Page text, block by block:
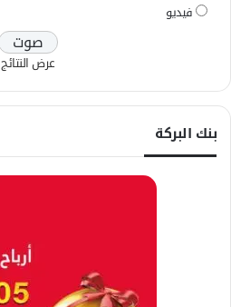
فيديو
عرض النتائج
بنك البركة